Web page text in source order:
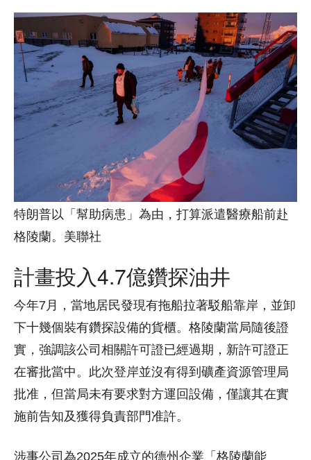
特朗普以「幫助病患」為由，打算派遣醫療船前赴
格陵蘭。美聯社
計畫投入4.7億鑽探油井
今年7月，當地居民發現有拖船拉著駁船靠岸，並卸
下十幾個裝有鑽探設備的貨櫃。格陵蘭當局隨後證
實，強調該公司相關許可證已經過期，新許可證正
在審批當中。此次登岸並沒有得到礦產資源管理局
批准，但當局未有要求對方運回設備，僅讓其在實
施前告知及獲得負責部門准許。
涉事公司為2025年成立的德州企業「格陵蘭能